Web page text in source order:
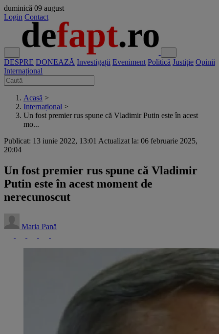
duminică 09 august
Login Contact
DESPRE DONEAZĂ Investigații Eveniment Politică Justiție Opinii
Internațional
Acasă >
Internațional >
Un fost premier rus spune că Vladimir Putin este în acest
mo...
Publicat: 13 iunie 2022, 13:01 Actualizat la: 06 februarie 2025,
20:04
Un fost premier rus spune că Vladimir
Putin este în acest moment de
nerecunoscut
Maria Pană